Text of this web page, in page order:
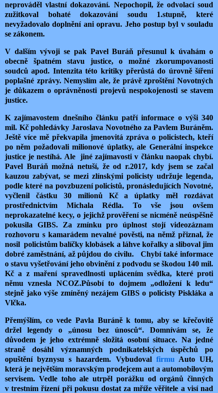
neprováděl vlastní dokazování. Nepochopil, že odvolací soud
zužitkoval bohaté dokazování soudu 1.stupně, které
nevyžadovalo doplnění ani opravu. Jeho postup byl v souladu
se zákonem.
V dalším vývoji se pak Pavel Buráň přesunul k úvahám o
obecně špatném stavu justice, o možné zkorumpovanosti
soudců apod. Intenzita této kritiky přerůstá do úrovně šíření
poplašné zprávy. Nemyslím ale, že právě zproštění Novotných
je důkazem o oprávněnosti projevů nespokojenosti se stavem
justice.
K zajímavostem dnešního článku patří informace o výši 340
mil. Kč pohledávky Jaroslava Novotného za Pavlem Buráněm.
Ještě více mě překvapila jmenovitá zpráva o policistech, kteří
po něm požadovali milionové úplatky, ale Generální inspekce
justice je nestíhá. Ale jiné zajímavosti v článku naopak chybí.
Pavel Buráň možná netuší, že od r.2017, kdy jsem se začal
kauzou zabývat, se mezi zlínskými policisty udržuje legenda,
podle které na povzbuzení policistů, pronásledujících Novotné,
vyčlenil částku 30 milionů Kč a úplatky měl rozdávat
prostřednictvím Michala Rédla. To vše jsou ovšem
neprokazatelné kecy, o jejichž prověření se nicméně neúspěšně
pokusila GIBS. Za zmínku pro úplnost stojí videozáznam
rozhovoru s kamarádem nevalné pověsti, na němž přiznal, že
nosil policistům balíčky klobásek a láhve kořalky a sliboval jim
dobré zaměstnání, až půjdou do civilu. Chybí také informace
o stavu vyšetřování jeho obvinění z podvodu se škodou 140 mil.
Kč a z maření spravedlnosti uplácením svědka, které proti
němu vznesla NCOZ.Působí to dojmem „odložení k ledu“
stejně jako výše zmíněný nezájem GIBS o policisty Piskláka a
Vlčka.
Přemýšlím, co vede Pavla Buráně k tomu, aby se křečovitě
držel legendy o „únosu bez únosců“. Domnívám se, že
důvodem je jeho extrémně složitá osobní situace. Na jedné
straně dosáhl významných podnikatelských úspěchů po
opuštění byznysu s hazardem. Vybudoval firmu Auto UH,
která je největším moravským prodejcem aut a automobilovým
servisem. Vedle toho ale utrpěl porážku od orgánů činných
v trestním řízení při pokusu dostat za mříže věřitele a visí nad